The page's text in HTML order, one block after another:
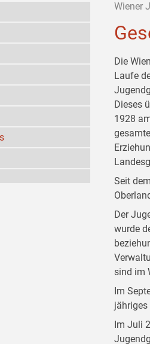
Wiener
Die
Laufe
Dieses
1928
Seit
Der
wurde
sind im
Im
Im Juli